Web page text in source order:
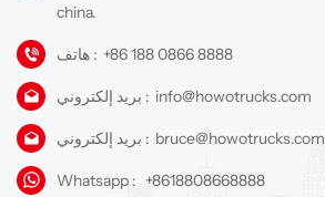
china.
هاتف : +86 188 0866 8888
بريد إلكتروني : info@howotrucks.com
بريد إلكتروني : bruce@howotrucks.com
Whatsapp : +8618808668888